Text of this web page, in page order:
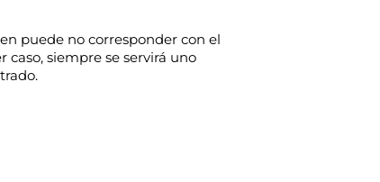
puede no corresponder con el
siempre se servirá uno